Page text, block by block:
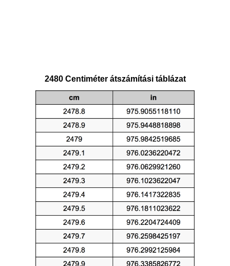
2480 Centiméter átszámítási táblázat